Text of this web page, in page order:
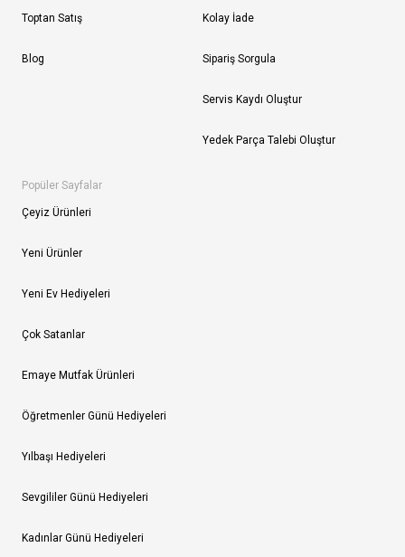
Toptan Satış
Blog
Kolay İade
Sipariş Sorgula
Servis Kaydı Oluştur
Yedek Parça Talebi Oluştur
Popüler Sayfalar
Çeyiz Ürünleri
Yeni Ürünler
Yeni Ev Hediyeleri
Çok Satanlar
Emaye Mutfak Ürünleri
Öğretmenler Günü Hediyeleri
Yılbaşı Hediyeleri
Sevgililer Günü Hediyeleri
Kadınlar Günü Hediyeleri